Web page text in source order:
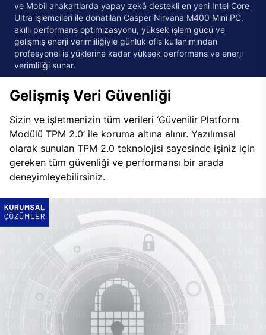
ve Mobil anakartlarda yapay zekâ destekli en yeni Intel Core
Ultra işlemcileri ile donatılan Casper Nirvana M400 Mini PC,
akıllı performans optimizasyonu, yüksek işlem gücü ve
gelişmiş enerji verimliliğiyle günlük ofis kullanımından
profesyonel iş yüklerine kadar yüksek performans ve enerji
verimliliği sunar.
Gelişmiş Veri Güvenliği
Sizin ve işletmenizin tüm verileri ‘Güvenilir Platform
Modülü TPM 2.0’ ile koruma altına alınır. Yazılımsal
olarak sunulan TPM 2.0 teknolojisi sayesinde işiniz için
gereken tüm güvenliği ve performansı bir arada
deneyimleyebilirsiniz.